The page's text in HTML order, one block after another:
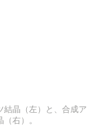
結晶（左）と、合成ア
右）。